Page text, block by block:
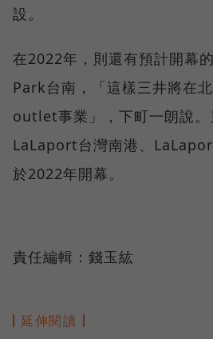
設。
在2022年，則還有預計開
Park台南，「這樣三井將在
outlet事業」，下町一朗說。
LaLaport台灣南港、
於2022年開幕。
責任編輯：錢玉紘
延伸閱讀